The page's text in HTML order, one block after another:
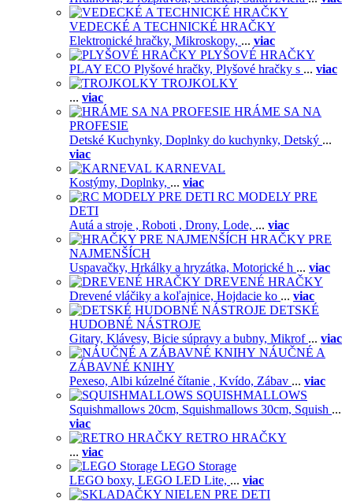
VEDECKÉ A TECHNICKÉ HRAČKY
Elektronické hračky, Mikroskopy, ... viac
PLYŠOVÉ HRAČKY
PLAY ECO Plyšové hračky, Plyšové hračky s ... viac
TROJKOLKY
... viac
HRÁME SA NA
PROFESIE
Detské Kuchynky, Doplnky do kuchynky, Detský ...
viac
KARNEVAL
Kostýmy, Doplnky, ... viac
RC MODELY PRE
DETI
Autá a stroje , Roboti , Drony, Lode, ... viac
HRAČKY PRE
NAJMENŠÍCH
Uspavačky, Hrkálky a hryzátka, Motorické h ... viac
DREVENÉ HRAČKY
Drevené vláčiky a koľajnice, Hojdacie ko ... viac
DETSKÉ
HUDOBNÉ NÁSTROJE
Gitary, Klávesy, Bicie súpravy a bubny, Mikrof ... viac
NÁUČNÉ A
ZÁBAVNÉ KNIHY
Pexeso, Albi kúzelné čítanie , Kvído, Zábav ... viac
SQUISHMALLOWS
Squishmallows 20cm, Squishmallows 30cm, Squish ...
viac
RETRO HRAČKY
... viac
LEGO Storage
LEGO boxy, LEGO LED Lite, ... viac